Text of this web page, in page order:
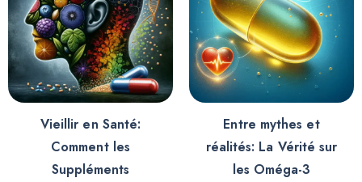
Vieillir en Santé:
Comment les
Suppléments
Entre mythes et
réalités: La Vérité sur
les Oméga-3